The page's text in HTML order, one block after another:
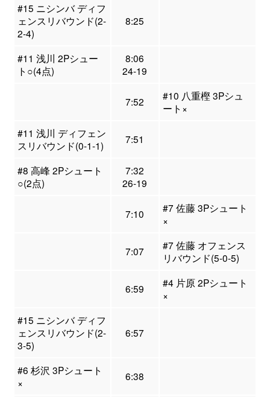
#15 ニシンバ ディフ
ェンスリバウンド(2-
2-4)
8:25
#11 浅川 2Pシュー
ト○(4点)
8:06
24-19
7:52
#10 八重樫 3Pシュ
ート×
#11 浅川 ディフェン
スリバウンド(0-1-1)
7:51
#8 高峰 2Pシュート
○(2点)
7:32
26-19
7:10
#7 佐藤 3Pシュート
×
7:07
#7 佐藤 オフェンス
リバウンド(5-0-5)
6:59
#4 片原 2Pシュート
×
#15 ニシンバ ディフ
ェンスリバウンド(2-
3-5)
6:57
#6 杉沢 3Pシュート
×
6:38